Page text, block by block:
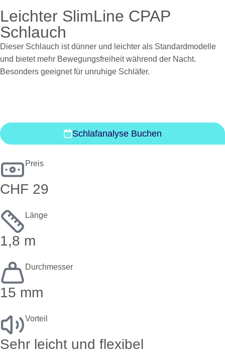
Leichter SlimLine CPAP
Schlauch
Dieser Schlauch ist dünner und leichter als Standardmodelle
und bietet mehr Bewegungsfreiheit während der Nacht.
Besonders geeignet für unruhige Schläfer.
Schlafanalyse Buchen
Preis
CHF 29
Länge
1,8 m
Durchmesser
15 mm
Vorteil
Sehr leicht und flexibel